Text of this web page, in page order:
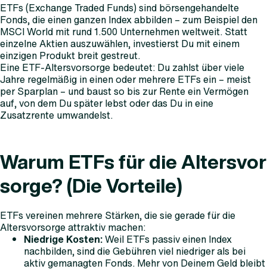
ETFs (Exchange Traded Funds) sind börsengehandelte
Fonds, die einen ganzen Index abbilden – zum Beispiel den
MSCI World mit rund 1.500 Unternehmen weltweit. Statt
einzelne Aktien auszuwählen, investierst Du mit einem
einzigen Produkt breit gestreut.
Eine ETF-Altersvorsorge bedeutet: Du zahlst über viele
Jahre regelmäßig in einen oder mehrere ETFs ein – meist
per Sparplan – und baust so bis zur Rente ein Vermögen
auf, von dem Du später lebst oder das Du in eine
Zusatzrente umwandelst.
Warum ETFs für die Altersvor
sorge? (Die Vorteile)
ETFs vereinen mehrere Stärken, die sie gerade für die
Altersvorsorge attraktiv machen:
Niedrige Kosten:Weil ETFs passiv einen Index
nachbilden, sind die Gebühren viel niedriger als bei
aktiv gemanagten Fonds. Mehr von Deinem Geld bleibt